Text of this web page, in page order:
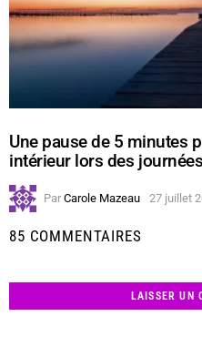
Une pause de 5 minutes
intérieur lors des
Par Carole Mazeau 27 juillet
85 COMMENTAIRES
LAISSER UN